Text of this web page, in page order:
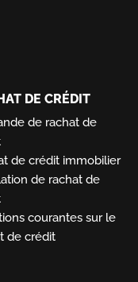
DE CRÉDIT
de rachat de
de crédit immobilier
de rachat de
courantes sur le
de crédit